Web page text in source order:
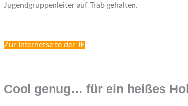
Jugendgruppenleiter auf Trab gehalten.
Zur Internetseite der JF
Cool genug… für ein heißes